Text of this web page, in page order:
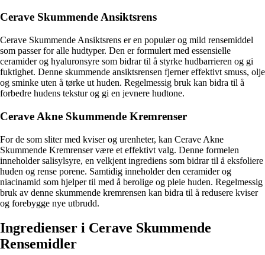
Cerave Skummende Ansiktsrens
Cerave Skummende Ansiktsrens er en populær og mild rensemiddel
som passer for alle hudtyper. Den er formulert med essensielle
ceramider og hyaluronsyre som bidrar til å styrke hudbarrieren og gi
fuktighet. Denne skummende ansiktsrensen fjerner effektivt smuss, olje
og sminke uten å tørke ut huden. Regelmessig bruk kan bidra til å
forbedre hudens tekstur og gi en jevnere hudtone.
Cerave Akne Skummende Kremrenser
For de som sliter med kviser og urenheter, kan Cerave Akne
Skummende Kremrenser være et effektivt valg. Denne formelen
inneholder salisylsyre, en velkjent ingrediens som bidrar til å eksfoliere
huden og rense porene. Samtidig inneholder den ceramider og
niacinamid som hjelper til med å berolige og pleie huden. Regelmessig
bruk av denne skummende kremrensen kan bidra til å redusere kviser
og forebygge nye utbrudd.
Ingredienser i Cerave Skummende
Rensemidler